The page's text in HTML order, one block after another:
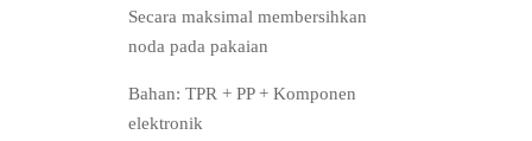
Secara maksimal membersihkan
noda pada pakaian
Bahan: TPR + PP + Komponen
elektronik